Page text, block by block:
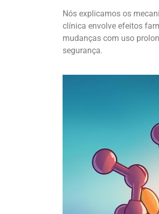
Nós explicamos os
clínica envolve efeitos
mudanças com uso
segurança.